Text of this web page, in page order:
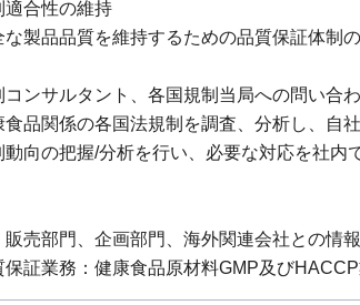
適合性の維持
な製品品質を維持するための品質保証体制
コンサルタント、各国規制当局への問い合
品関係の各国法規制を調査、分析し、自
動向の把握/分析を行い、必要な対応を社内
販売部門、企画部門、海外関連会社との情
保証業務：健康食品原材料GMP及び